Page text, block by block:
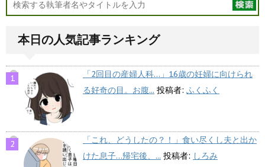
本日の人気記事ランキング
「2回目の産婦人科…」16歳の妊婦に向けられ
る好奇の目。お腹... 投稿者: ふくふく
「これ、どうしたの？！」食い尽くし夫と出か
けた息子…帰宅後、... 投稿者: しろみ